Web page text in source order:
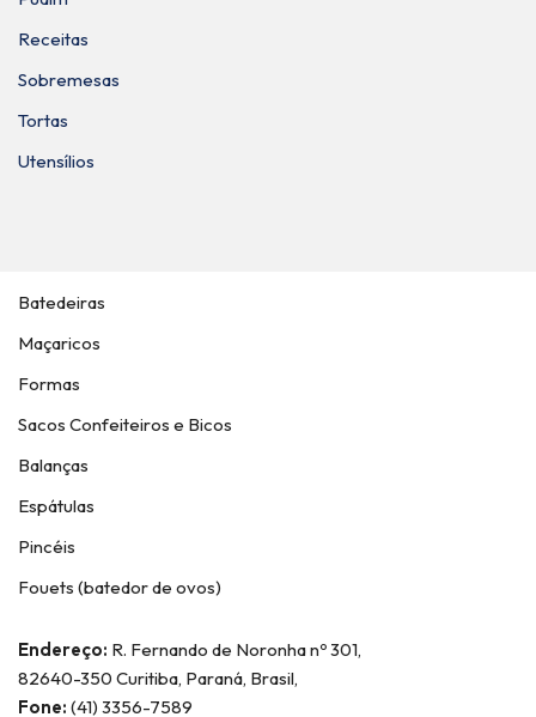
Receitas
Sobremesas
Tortas
Utensílios
Batedeiras
Maçaricos
Formas
Sacos Confeiteiros e Bicos
Balanças
Espátulas
Pincéis
Fouets (batedor de ovos)
Endereço: R. Fernando de Noronha nº 301,
82640-350 Curitiba, Paraná, Brasil,
Fone: (41) 3356-7589